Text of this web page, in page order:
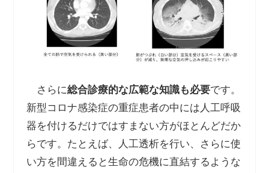
さらに総合診療的な広範な知識も必要です。
新型コロナ感染症の重症患者の中には人工呼吸
器を付けるだけではすまない方がほとんどだか
らです。たとえば、人工透析を行い、さらに使
い方を間違えると生命の危機に直結するような